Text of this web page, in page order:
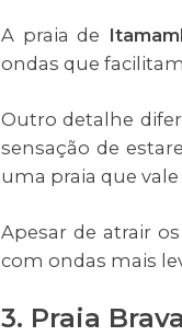
A praia de
ondas que
Outro detalhe
sensação de
uma praia que
Apesar de atrair
com ondas mais
3. Praia